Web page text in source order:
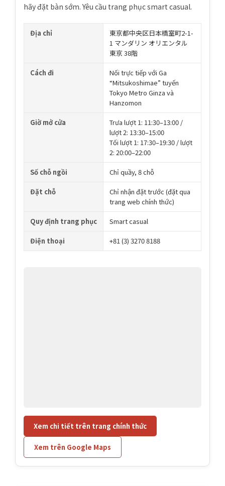
hãy đặt bàn sớm. Yêu cầu trang phục smart casual.
Địa chỉ
東京都中央区日本橋室町2-1-
1 マンダリン オリエンタル
東京 38階
Cách đi
Nối trực tiếp với Ga
“Mitsukoshimae” tuyến
Tokyo Metro Ginza và
Hanzomon
Giờ mở cửa
Trưa lượt 1: 11:30–13:00 /
lượt 2: 13:30–15:00
Tối lượt 1: 17:30–19:30 / lượt
2: 20:00–22:00
Số chỗ ngồi Chỉ quầy, 8 chỗ
Đặt chỗ
Chỉ nhận đặt trước (đặt qua
trang web chính thức)
Quy định trang phục Smart casual
Điện thoại +81 (3) 3270 8188
Xem chi tiết trên trang chính thức
Xem trên Google Maps